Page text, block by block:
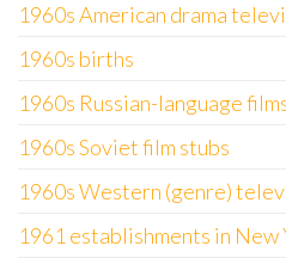
1960s American drama
1960s births
1960s Russian-language
1960s Soviet film stubs
1960s Western (genre)
1961 establishments in New